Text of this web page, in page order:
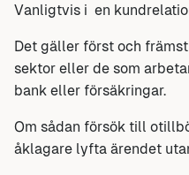
Vanligtvis i en
Det gäller först och
sektor eller de som
bank eller försäkringar.
Om sådan försök till
åklagare lyfta ärendet